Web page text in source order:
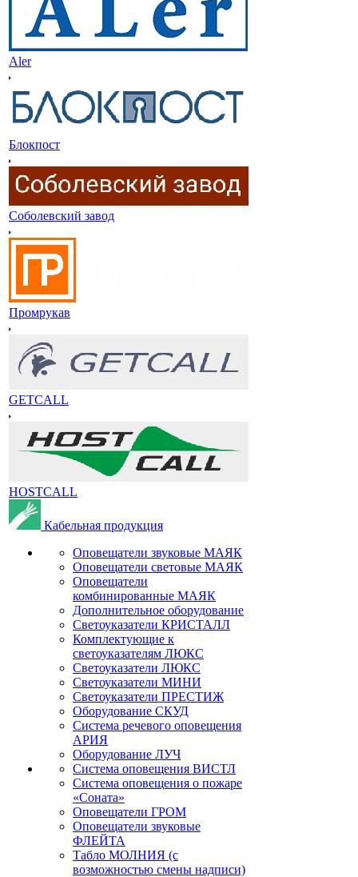
Aler
Блокпост
Соболевский завод
Промрукав
GETCALL
HOSTCALL
Кабельная продукция
Оповещатели звуковые МАЯК
Оповещатели световые МАЯК
Оповещатели
комбинированные МАЯК
Дополнительное оборудование
Светоуказатели КРИСТАЛЛ
Комплектующие к
светоуказателям ЛЮКС
Светоуказатели ЛЮКС
Светоуказатели МИНИ
Светоуказатели ПРЕСТИЖ
Оборудование СКУД
Система речевого оповещения
АРИЯ
Оборудование ЛУЧ
Система оповещения ВИСТЛ
Система оповещения о пожаре
«Соната»
Оповещатели ГРОМ
Оповещатели звуковые
ФЛЕЙТА
Табло МОЛНИЯ (с
возможностью смены надписи)